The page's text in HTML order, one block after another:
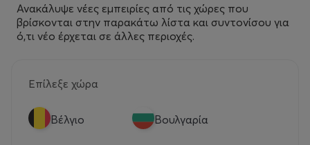
Ανακάλυψε νέες εμπειρίες από τις χώρες που
βρίσκονται στην παρακάτω λίστα και συντονίσου για
ό,τι νέο έρχεται σε άλλες περιοχές.
Επίλεξε χώρα
Βέλγιο Βουλγαρία